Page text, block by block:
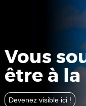
Vous
être à la
Devenez visible ici !